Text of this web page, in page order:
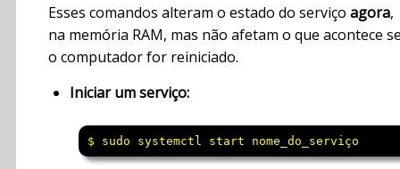
Esses comandos alteram o estado do serviço agora,
na memória RAM, mas não afetam o que acontece
o computador for reiniciado.
Iniciar um serviço:
$ sudo systemctl start nome_do_serviço